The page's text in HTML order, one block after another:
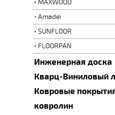
MAXWOOD
Amadei
SUNFLOOR
FLOORPAN
Инженерная доска
Кварц-Виниловый
Ковровые
ковролин